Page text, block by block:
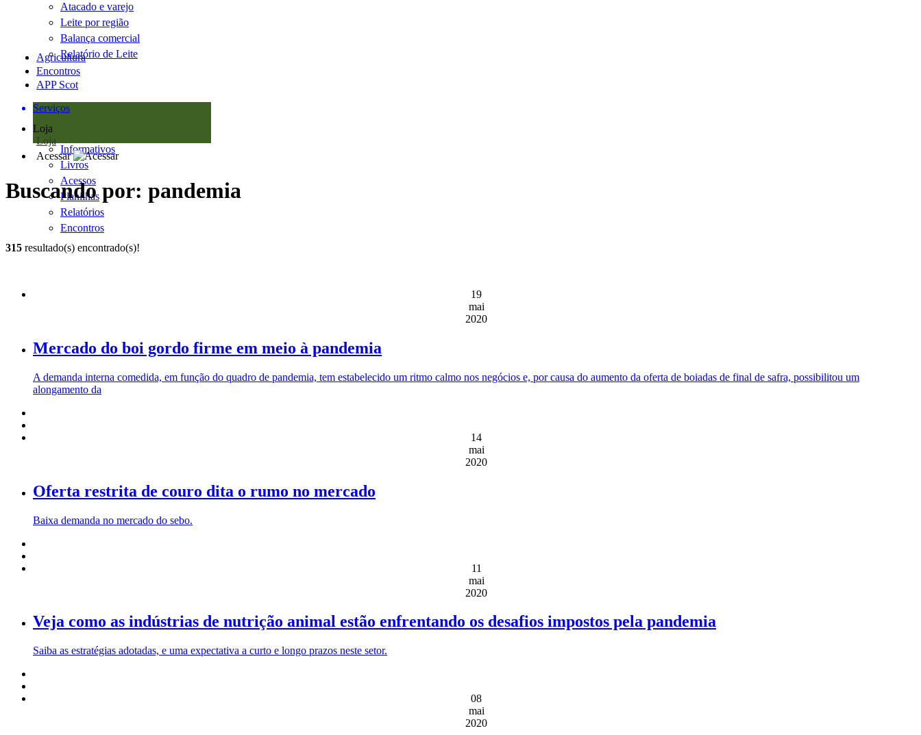
Atacado e varejo
Leite por região
Balança comercial
Relatório de Leite
Agricultura
Encontros
APP Scot
Serviços
Loja
Loja
Informativos
Livros
Acessos
Planilhas
Relatórios
Encontros
Acessar
Buscando por: pandemia
315 resultado(s) encontrado(s)!
19
mai
2020
Mercado do boi gordo firme em meio à pandemia
A demanda interna comedida, em função do quadro de pandemia, tem estabelecido um ritmo calmo nos negócios e, por causa do aumento da oferta de boiadas de final de safra, possibilitou um
alongamento da
14
mai
2020
Oferta restrita de couro dita o rumo no mercado
Baixa demanda no mercado do sebo.
11
mai
2020
Veja como as indústrias de nutrição animal estão enfrentando os desafios impostos pela pandemia
Saiba as estratégias adotadas, e uma expectativa a curto e longo prazos neste setor.
08
mai
2020